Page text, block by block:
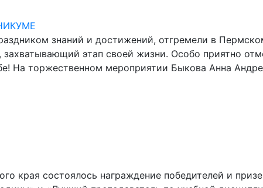
знаний и достижений, отгремели в
захватывающий этап своей жизни. Особо приятно
На торжественном мероприятии Быкова Анна
края состоялось награждение победителей и